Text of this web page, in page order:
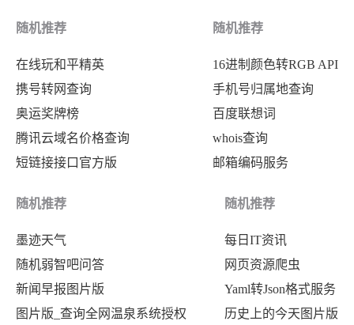
随机推荐
在线玩和平精英
携号转网查询
奥运奖牌榜
腾讯云域名价格查询
短链接接口官方版
随机推荐
16进制颜色转RGB API
手机号归属地查询
百度联想词
whois查询
邮箱编码服务
随机推荐
墨迹天气
随机弱智吧问答
新闻早报图片版
图片版_查询全网温泉系统授权
随机推荐
每日IT资讯
网页资源爬虫
Yaml转Json格式服务
历史上的今天图片版